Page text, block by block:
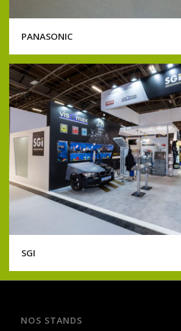
PANASONIC
SGI
NOS STANDS